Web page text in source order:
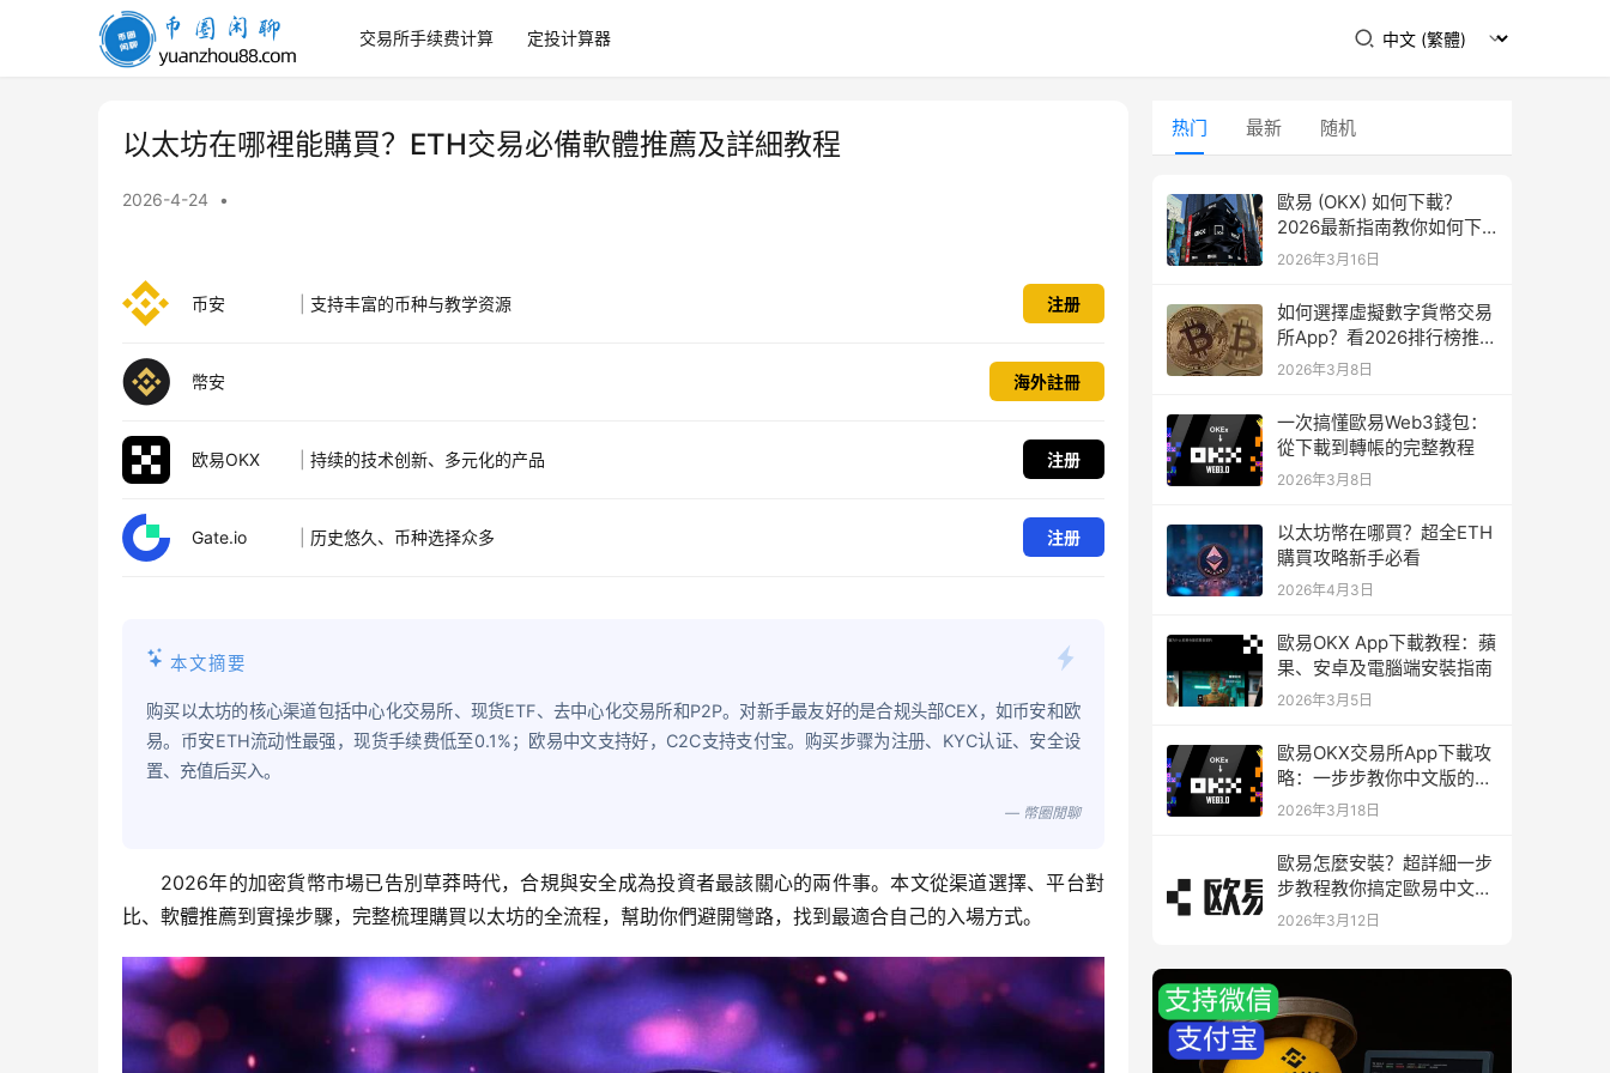
幣
圈
交易所手续费计算 定投计算器
以太坊在哪裡能購買？ETH交易必備軟體推薦及詳細教程
2026-4-24 •
币安 支持丰富的币种与教学资源 注册
幣安 海外註冊
欧易OKX 持续的技术创新、多元化的产品 注册
Gate.io 历史悠久、币种选择众多 注册
本文摘要
购买以太坊的核心渠道包括中心化交易所、现货ETF、去中心化交易所和P2P。对新手最友好的是合规头部CEX，如币安和欧
易。币安ETH流动性最强，现货手续费低至0.1%；欧易中文支持好，C2C支持支付宝。购买步骤为注册、KYC认证、安全设
置、充值后买入。
— 幣圈閒聊
2026年的加密貨幣市場已告別草莽時代，合規與安全成為投資者最該關心的兩件事。本文從渠道選擇、平台對
比、軟體推薦到實操步驟，完整梳理購買以太坊的全流程，幫助你們避開彎路，找到最適合自己的入場方式。
热门 最新 随机
歐易 (OKX) 如何下載？
2026最新指南教你如何下
載
2026年3月16日
如何選擇虛擬數字貨幣交易
所App？看2026排行榜推
薦！
2026年3月8日
一次搞懂歐易Web3錢包：
從下載到轉帳的完整教程
2026年3月8日
以太坊幣在哪買？超全ETH
購買攻略新手必看
2026年4月3日
歐易OKX App下載教程：蘋
果、安卓及電腦端安裝指南
2026年3月5日
歐易OKX交易所App下載攻
略：一步步教你中文版的下
載與安裝
2026年3月18日
歐易怎麼安裝？超詳細一步
步教程教你搞定歐易中文版
下載與安裝
2026年3月12日